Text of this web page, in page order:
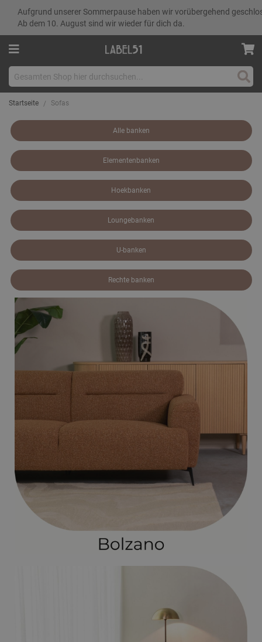
Aufgrund unserer Sommerpause haben wir vorübergehend
Ab dem 10. August sind wir wieder für dich da.
Startseite Sofas
Alle banken
Elementenbanken
Hoekbanken
Loungebanken
U-banken
Rechte banken